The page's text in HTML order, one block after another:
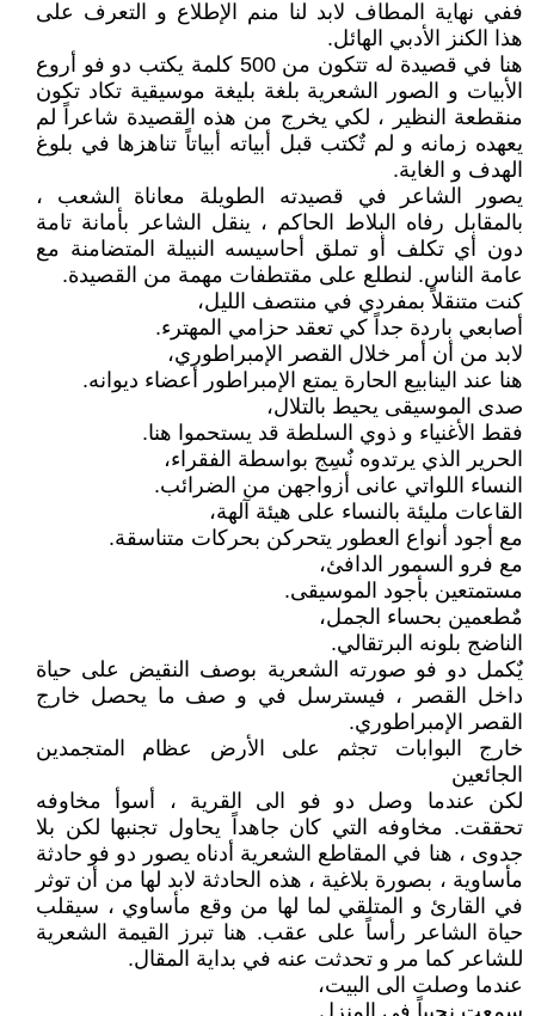
ففي نهاية المطاف لابد لنا منم الإطلاع و التعرف على
هذا الكنز الأدبي الهائل.
هنا في قصيدة له تتكون من 500 كلمة يكتب دو فو أروع
الأبيات و الصور الشعرية بلغة بليغة موسيقية تكاد تكون
منقطعة النظير ، لكي يخرج من هذه القصيدة شاعراً لم
يعهده زمانه و لم تٌكتب قبل أبياته أبياتاً تناهزها في بلوغ
الهدف و الغاية.
يصور الشاعر في قصيدته الطويلة معاناة الشعب ،
بالمقابل رفاه البلاط الحاكم ، ينقل الشاعر بأمانة تامة
دون أي تكلف أو تملق أحاسيسه النبيلة المتضامنة مع
عامة الناس. لنطلع على مقتطفات مهمة من القصيدة.
كنت متنقلاً بمفردي في منتصف الليل،
أصابعي باردة جداً كي تعقد حزامي المهترء.
لابد من أن أمر خلال القصر الإمبراطوري،
هنا عند الينابيع الحارة يمتع الإمبراطور أعضاء ديوانه.
صدى الموسيقى يحيط بالتلال،
فقط الأغنياء و ذوي السلطة قد يستحموا هنا.
الحرير الذي يرتدوه نٌسِج بواسطة الفقراء،
النساء اللواتي عانى أزواجهن من الضرائب.
القاعات مليئة بالنساء على هيئة آلهة،
مع أجود أنواع العطور يتحركن بحركات متناسقة.
مع فرو السمور الدافئ،
مستمتعين بأجود الموسيقى.
مٌطعمين بحساء الجمل،
الناضج بلونه البرتقالي.
يٌكمل دو فو صورته الشعرية بوصف النقيض على حياة
داخل القصر ، فيسترسل في و صف ما يحصل خارج
القصر الإمبراطوري.
خارج البوابات تجثم على الأرض عظام المتجمدين
الجائعين
لكن عندما وصل دو فو الى القرية ، أسوأ مخاوفه
تحققت. مخاوفه التي كان جاهداً يحاول تجنبها لكن بلا
جدوى ، هنا في المقاطع الشعرية أدناه يصور دو فو حادثة
مأساوية ، بصورة بلاغية ، هذه الحادثة لابد لها من أن توثر
في القارئ و المتلقي لما لها من وقع مأساوي ، سيقلب
حياة الشاعر رأساً على عقب. هنا تبرز القيمة الشعرية
للشاعر كما مر و تحدثت عنه في بداية المقال.
عندما وصلت الى البيت،